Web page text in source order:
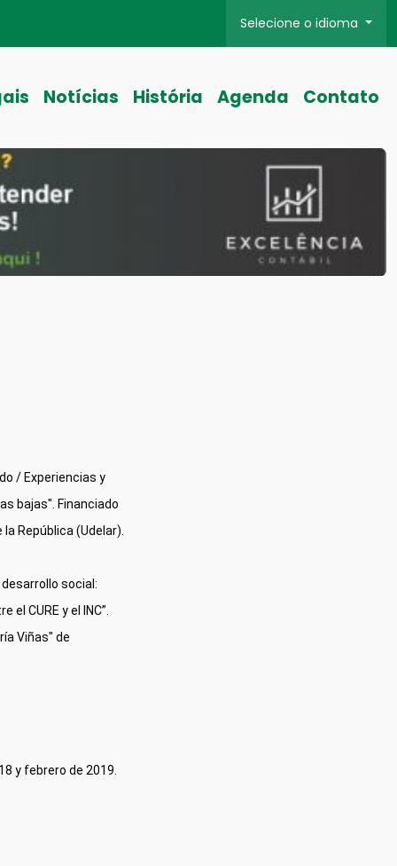
Selecione o idioma
Notícias História Agenda Contato
/ Experiencias y
bajas". Financiado
República (Udelar).
social:
CURE y el INC”.
Viñas" de
y febrero de 2019.